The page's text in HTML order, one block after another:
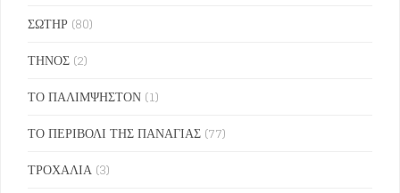
ΣΩΤΗΡ (80)
ΤΗΝΟΣ (2)
ΤΟ ΠΑΛΙΜΨΗΣΤΟΝ (1)
ΤΟ ΠΕΡΙΒΟΛΙ ΤΗΣ ΠΑΝΑΓΙΑΣ (77)
ΤΡΟΧΑΛΙΑ (3)